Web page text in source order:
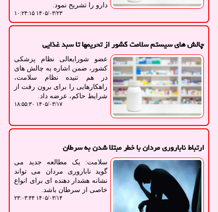
دارو را تشریح نمود.
۱۴۰۵/۰۳/۲۳ ۱۰:۲۴:۱۵
چالش های سیستم سلامت کشور از تحریمها تا سبد غذایی
عضو شورایعالی نظام پزشکی
کشور، ضمن اشاره به چالش های
در هم تنیده نظام سلامت،
راهکارهایی را برای برون رفت از
شرایط حاکم، عرضه داد.
۱۴۰۵/۰۳/۱۷ ۱۸:۵۵:۳۰
ارتباط ناباروری مردان با خطر مبتلا شدن به سرطان
سلامت: یک مطالعه جدید می
گوید ناباروری مردان می تواند
نشانه هشدار دهنده ای برای انواع
خاصی از سرطان باشد.
۱۴۰۵/۰۳/۱۴ ۲۳:۰۳:۴۴